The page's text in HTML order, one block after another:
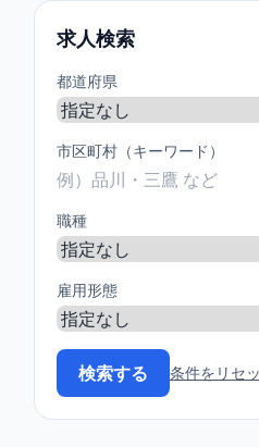
求人検索
都道府県
市区町村（キーワード）
職種
雇用形態
条件をリセ